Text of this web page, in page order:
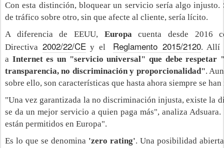
Con esta distinción, bloquear un servicio sería algo
de tráfico sobre otro, sin que afecte al cliente, sería lícito.
A diferencia de EEUU, Europacuenta desde 2016
Directiva 2002/22/CEy el Reglamento 2015/2120. Allí
a Internet es un "servicio universal" que debe respetar
transparencia, no discriminación y proporcionalidad".
sobre ello, son características que hasta ahora siempre se han
"Una vez garantizada la no discriminación injusta, existe la
se da un mejor servicio a quien paga más", analiza
están permitidos en Europa".
Es lo que se denomina 'zero rating'. Una posibilidad